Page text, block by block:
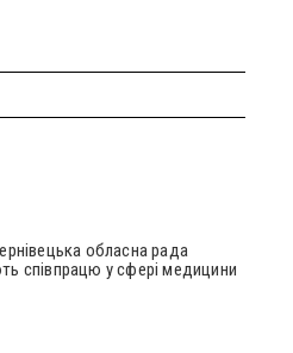
обласна рада
співпрацю у сфері медицини